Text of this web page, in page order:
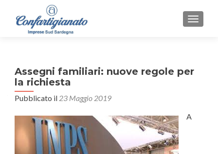
Assegni familiari: nuove regole per
la richiesta
Pubblicato il 23 Maggio 2019
A